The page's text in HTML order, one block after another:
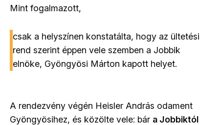
Mint fogalmazott,
csak a helyszínen konstatálta, hogy az ültetési
rend szerint éppen vele szemben a Jobbik
elnöke, Gyöngyösi Márton kapott helyet.
A rendezvény végén Heisler András odament
Gyöngyösihez, és közölte vele: bár a Jobbiktól